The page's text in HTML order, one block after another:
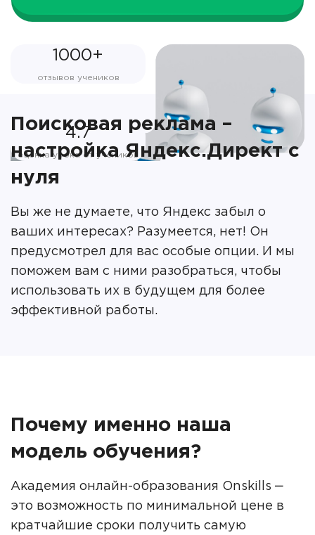
1000+
отзывов учеников
4.7
оценка урока от учеников
Поисковая реклама –
настройка Яндекс.Директ с
нуля
Вы же не думаете, что Яндекс забыл о
ваших интересах? Разумеется, нет! Он
предусмотрел для вас особые опции. И мы
поможем вам с ними разобраться, чтобы
использовать их в будущем для более
эффективной работы.
Почему именно наша
модель обучения?
Академия онлайн-образования Onskills ‒
это возможность по минимальной цене в
кратчайшие сроки получить самую